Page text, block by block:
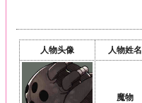
人物头像 人物姓名
魔物